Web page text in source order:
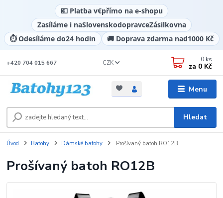
💶 Platba v€přímo na e-shopu
Zasíláme i naSlovenskodopravceZásilkovna
⏱️ Odesíláme do24 hodin 🚚 Doprava zdarma nad1000 Kč
Menu
CZK
Hledat
+420 704 015 667 0 ks
za 0 Kč
Úvod Batohy Dámské batohy Prošívaný batoh RO12B
Prošívaný batoh RO12B